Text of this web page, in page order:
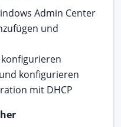
Admin Center
und
konfigurieren
mit DHCP